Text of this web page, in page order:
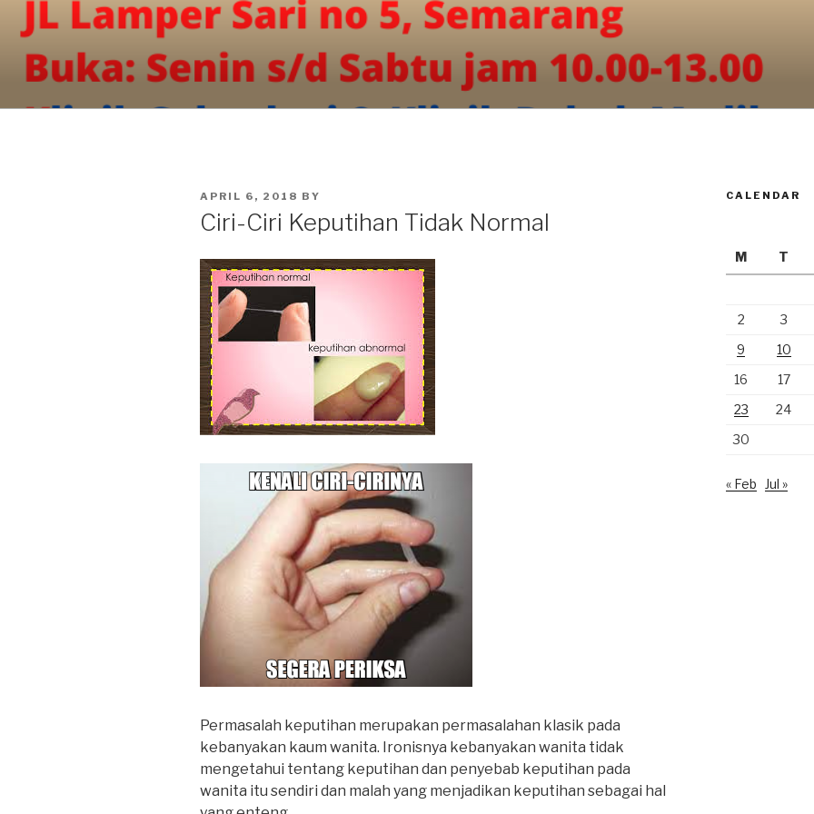
content
POSTED
APRIL 6, 2018 BY
Ciri-Ciri Keputihan Tidak Normal
Permasalah keputihan merupakan permasalahan klasik pada
kebanyakan kaum wanita. Ironisnya kebanyakan wanita tidak
mengetahui tentang keputihan dan penyebab keputihan pada
wanita itu sendiri dan malah yang menjadikan keputihan sebagai hal
CALENDAR
M
T
2
3
9
10
16
17
23
24
30
« Feb Jul »